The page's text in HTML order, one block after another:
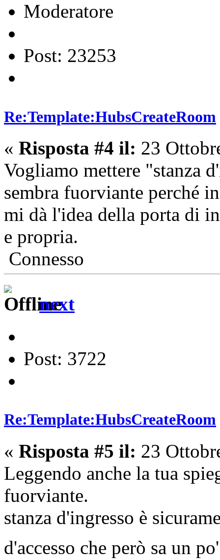
Moderatore
Post: 23253
Re:Template:HubsCreateRoom
« Risposta #4 il: 23
Vogliamo mettere "stanza
sembra fuorviante perché
mi dà l'idea della porta di
e propria.
Connesso
next
Post: 3722
Re:Template:HubsCreateRoom
« Risposta #5 il: 23
Leggendo anche la tua
fuorviante.
stanza d'ingresso è
d'accesso che però sa un